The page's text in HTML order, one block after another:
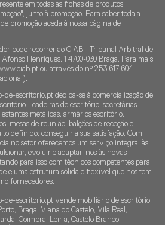
em todas as fichas de produtos,
junto à promoção. Para saber toda a
promoção aceda à nossa página de
pode recorrer ao CIAB - Tribunal Arbitral de
Henriques, 1 4700-030 Braga. Para mais
ou através do nº 253 617 604
escritorio.pt dedica-se à comercialização de
- cadeiras de escritório, secretárias
metálicas, armários escritório,
mesas de reunião, balções de receção e
definido: conseguir a sua satisfação. Com
no setor oferecemos um serviço integral às
evoluir e adaptar-nos às novas
para isso com técnicos competentes para
e uma estrutura sólida e flexível que nos tem
fornecedores.
de-escritorio.pt vende mobiliário de escritório
Braga, Viana do Castelo, Vila Real,
Coimbra, Leiria, Castelo Branco,